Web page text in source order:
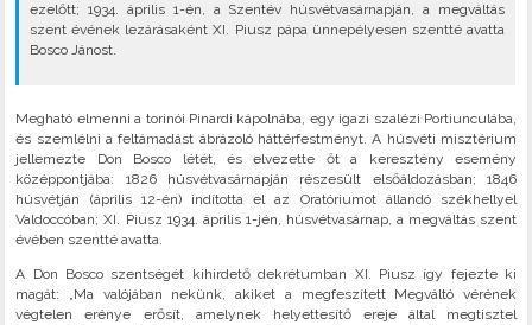
ezelőtt; 1934. április 1-én, a Szentév húsvétvasárnapján, a megváltás
szent évének lezárásaként XI. Piusz pápa ünnepélyesen szentté avatta
Bosco Jánost.
Megható elmenni a torinói Pinardi kápolnába, egy igazi szalézi Portiunculába,
és szemlélni a feltámadást ábrázoló háttérfestményt. A húsvéti misztérium
jellemezte Don Bosco létét, és elvezette őt a keresztény esemény
középpontjába: 1826 húsvétvasárnapján részesült elsőáldozásban; 1846
húsvétján (április 12-én) indította el az Oratóriumot állandó székhellyel
Valdoccóban; XI. Piusz 1934. április 1-jén, húsvétvasárnap, a megváltás szent
évében szentté avatta.
A Don Bosco szentségét kihirdető dekrétumban XI. Piusz így fejezte ki
magát: „Ma valójában nekünk, akiket a megfeszített Megváltó vérének
végtelen erénye erősít, amelynek helyettesítő ereje által megtisztel